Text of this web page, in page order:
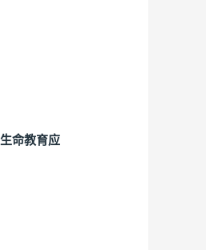
生命教育应